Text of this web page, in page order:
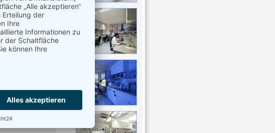
frei geräumt.
verbindlicher
850 m²